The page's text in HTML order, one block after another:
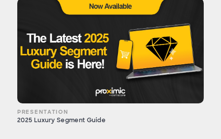
PRESENTATION
2025 Luxury Segment Guide